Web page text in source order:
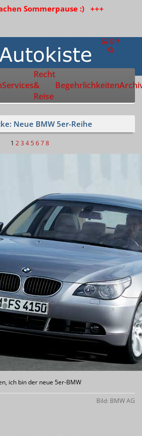
Sommerpause :) +++
Zur Startseite
Services
Recht
&
Reise
Begehrlichkeiten
Neue BMW 5er-Reihe
1 2 3 4 5 6 7 8
ich bin der neue 5er-BMW
Bild: BMW AG